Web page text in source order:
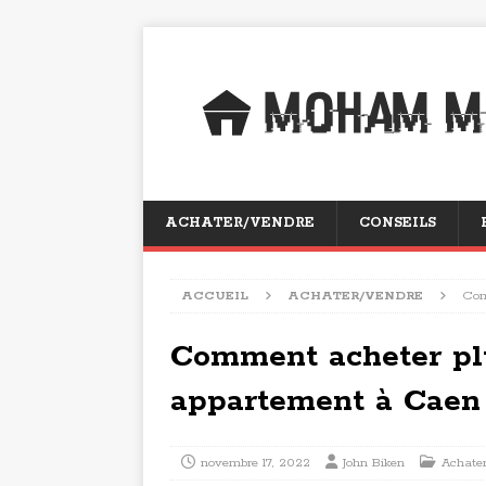
ACHATER/VENDRE CONSEILS
ACCUEIL ACHATER/VENDRE
Comment acheter
appartement à Caen
novembre 17, 2022 John Biken